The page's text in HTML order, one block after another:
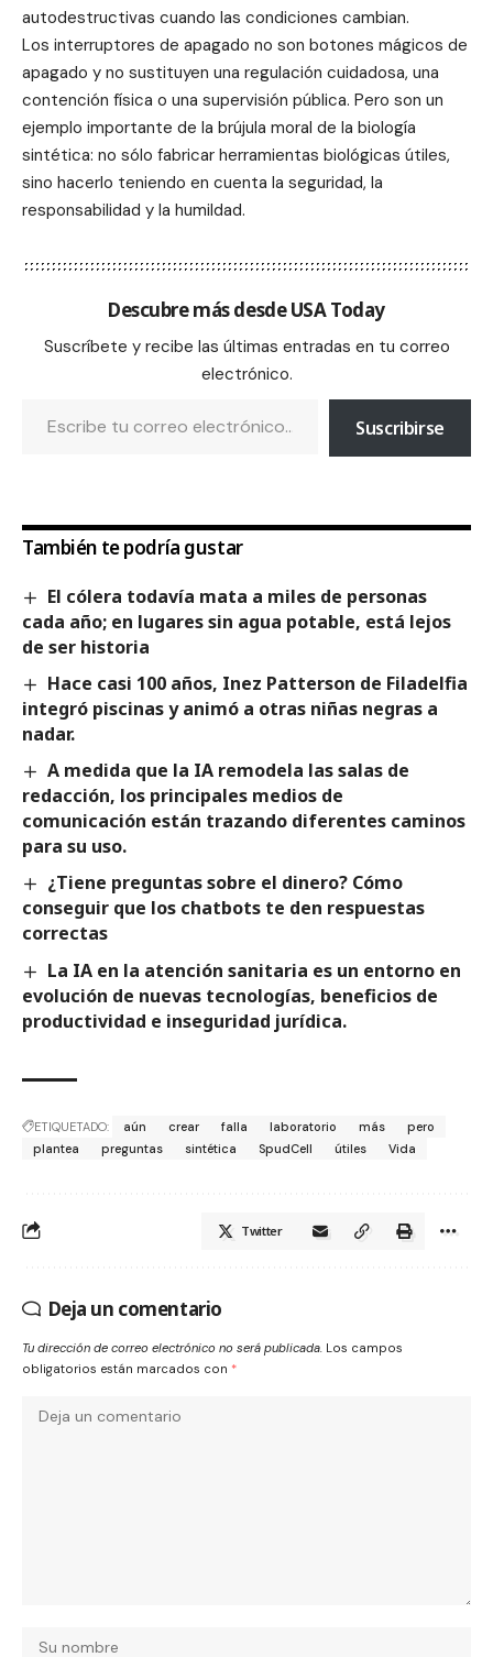
autodestructivas cuando las condiciones cambian.
Los interruptores de apagado no son botones mágicos de
apagado y no sustituyen una regulación cuidadosa, una
contención física o una supervisión pública. Pero son un
ejemplo importante de la brújula moral de la biología
sintética: no sólo fabricar herramientas biológicas útiles,
sino hacerlo teniendo en cuenta la seguridad, la
responsabilidad y la humildad.
Descubre más desde USA Today
Suscríbete y recibe las últimas entradas en tu correo
electrónico.
Suscribirse
También te podría gustar
El cólera todavía mata a miles de personas
cada año; en lugares sin agua potable, está lejos
de ser historia
Hace casi 100 años, Inez Patterson de Filadelfia
integró piscinas y animó a otras niñas negras a
nadar.
A medida que la IA remodela las salas de
redacción, los principales medios de
comunicación están trazando diferentes caminos
para su uso.
¿Tiene preguntas sobre el dinero? Cómo
conseguir que los chatbots te den respuestas
correctas
La IA en la atención sanitaria es un entorno en
evolución de nuevas tecnologías, beneficios de
productividad e inseguridad jurídica.
ETIQUETADO: aún crear falla laboratorio más
pero
plantea
preguntas sintética SpudCell útiles Vida
Twitter
Deja un comentario
Tu dirección de correo electrónico no será publicada. Los campos
obligatorios están marcados con *